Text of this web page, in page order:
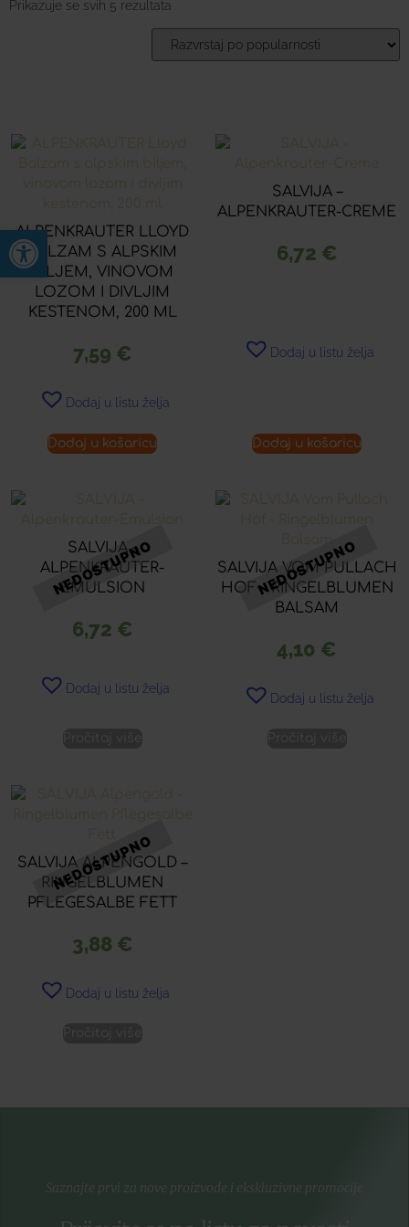
Prikazuje se svih 5 rezultata
ALPENKRAUTER LLOYD
BALZAM S ALPSKIM
BILJEM, VINOVOM
LOZOM I DIVLJIM
KESTENOM, 200 ML
7,59 €
Dodaj u listu želja
Dodaj u košaricu
SALVIJA –
ALPENKRAUTER-CREME
6,72 €
Dodaj u listu želja
Dodaj u košaricu
SALVIJA –
ALPENKRAUTER-
EMULSION
6,72 €
Dodaj u listu želja
SALVIJA VOM PULLACH
HOF – RINGELBLUMEN
BALSAM
4,10 €
Dodaj u listu želja
SALVIJA ALPENGOLD –
RINGELBLUMEN
PFLEGESALBE FETT
3,88 €
Dodaj u listu želja
Saznajte prvi za nove proizvode i ekskluzivne promocije
Open toolbar